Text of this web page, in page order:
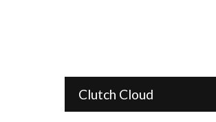
Clutch Cloud